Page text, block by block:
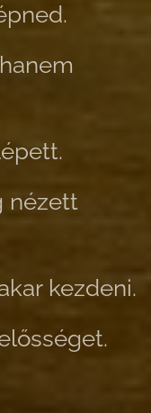
nézett
kezdeni.